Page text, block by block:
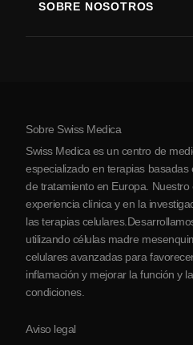
Enfermedad de Parkinson
Artritis
SOBRE NOSOTROS
Sobre Serbia
Colaboraciones
Sobre Swiss Medica
Swiss Medica es un centro de
especializado en terapias
de tratamiento en Europa.
experiencia clínica y en la
las terapias
utilizando células madre
celulares avanzadas para
inflamación y mejorar la función y
condiciones.
Aviso legal